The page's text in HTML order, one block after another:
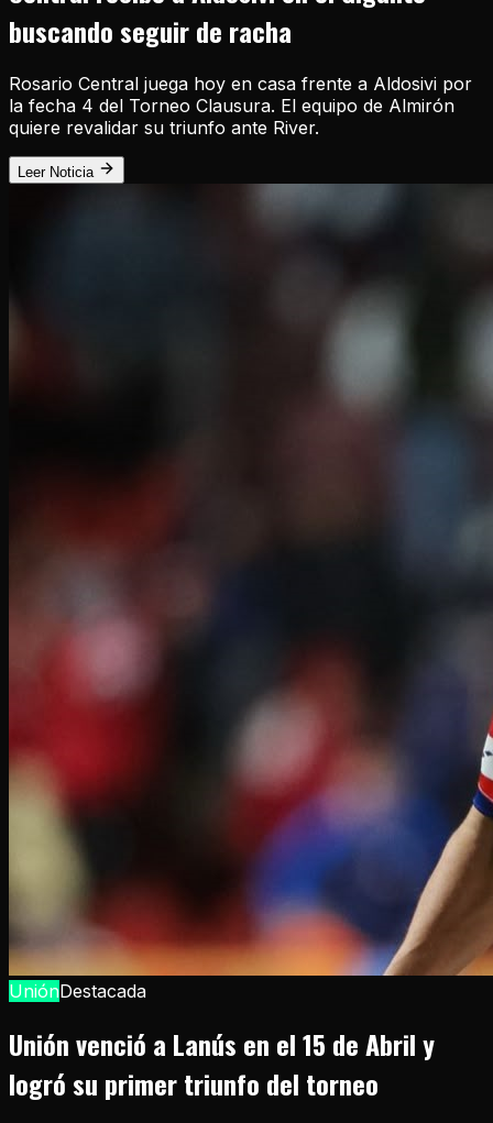
buscando seguir de racha
Rosario Central juega hoy en casa frente a Aldosivi por
la fecha 4 del Torneo Clausura. El equipo de Almirón
quiere revalidar su triunfo ante River.
Leer Noticia
UniónDestacada
Unión venció a Lanús en el 15 de Abril y
logró su primer triunfo del torneo